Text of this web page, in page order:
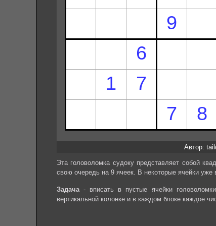
Автор:
Эта головоломка судоку представляет собой
свою очередь на 9 ячеек. В некоторые ячейки уже
Задача- вписать в пустые ячейки
вертикальной колонке и в каждом блоке каждое